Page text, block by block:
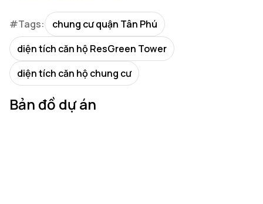
#Tags:
chung cư quận Tân Phú
diện tích căn hộ ResGreen Tower
diện tích căn hộ chung cư
Bản đồ dự án